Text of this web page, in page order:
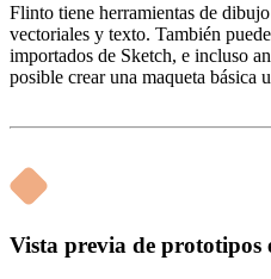
Flinto tiene herramientas de
vectoriales y texto. También
importados de Sketch, e incluso
posible crear una maqueta básica
Vista previa de prototipos